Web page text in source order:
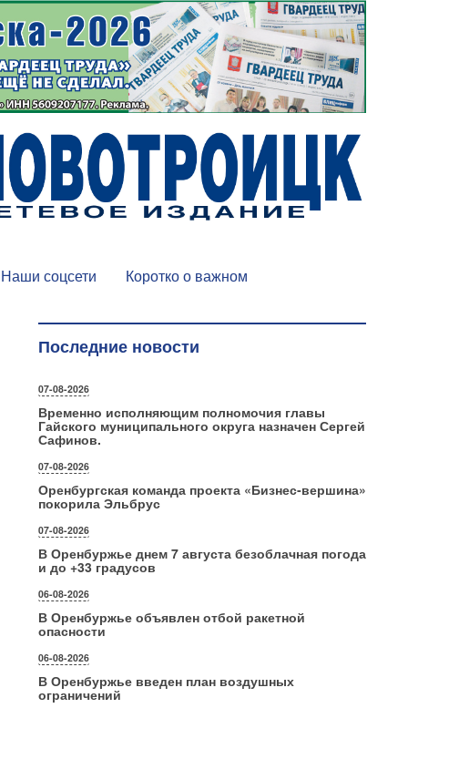
Наши соцсети Коротко о важном
Последние новости
07-08-2026
Временно исполняющим полномочия главы
Гайского муниципального округа назначен Сергей
Сафинов.
07-08-2026
Оренбургская команда проекта «Бизнес‑вершина»
покорила Эльбрус
07-08-2026
В Оренбуржье днем 7 августа безоблачная погода
и до +33 градусов
06-08-2026
В Оренбуржье объявлен отбой ракетной
опасности
06-08-2026
В Оренбуржье введен план воздушных
ограничений